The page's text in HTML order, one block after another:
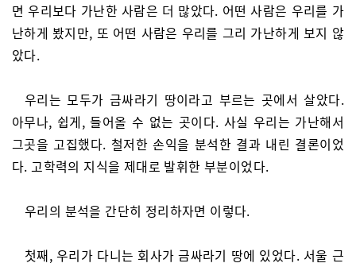
면 우리보다 가난한 사람은 더 많았다. 어떤 사람은 우리를 가
난하게 봤지만, 또 어떤 사람은 우리를 그리 가난하게 보지 않
았다.
우리는 모두가 금싸라기 땅이라고 부르는 곳에서 살았다.
아무나, 쉽게, 들어올 수 없는 곳이다. 사실 우리는 가난해서
그곳을 고집했다. 철저한 손익을 분석한 결과 내린 결론이었
다. 고학력의 지식을 제대로 발휘한 부분이었다.
우리의 분석을 간단히 정리하자면 이렇다.
첫째, 우리가 다니는 회사가 금싸라기 땅에 있었다. 서울 근